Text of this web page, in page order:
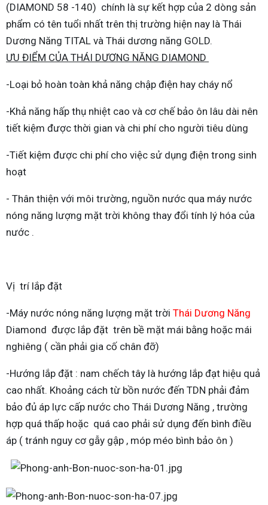
(DIAMOND 58 -140) chính là sự kết hợp của 2 dòng sản
phẩm có tên tuổi nhất trên thị trường hiện nay là Thái
Dương Năng TITAL và Thái dương năng GOLD.
ƯU ĐIỂM CỦA THÁI DƯƠNG NĂNG DIAMOND
-Loại bỏ hoàn toàn khả năng chập điện hay cháy nổ
-Khả năng hấp thụ nhiệt cao và cơ chế bảo ôn lâu dài nên
tiết kiệm được thời gian và chi phí cho người tiêu dùng
-Tiết kiệm được chi phí cho việc sử dụng điện trong sinh
hoạt
- Thân thiện với môi trường, nguồn nước qua máy nước
nóng năng lượng mặt trời không thay đổi tính lý hóa của
nước .
Vị trí lắp đặt
-Máy nước nóng năng lượng mặt trời Thái Dương Năng
Diamond được lắp đặt trên bề mặt mái bằng hoặc mái
nghiêng ( cần phải gia cố chân đỡ)
-Hướng lắp đặt : nam chếch tây là hướng lắp đạt hiệu quả
cao nhất. Khoảng cách từ bồn nước đến TDN phải đảm
bảo đủ áp lực cấp nước cho Thái Dương Năng , trường
hợp quá thấp hoặc quá cao phải sử dụng đến bình điều
áp ( tránh nguy cơ gẫy gập , móp méo bình bảo ôn )